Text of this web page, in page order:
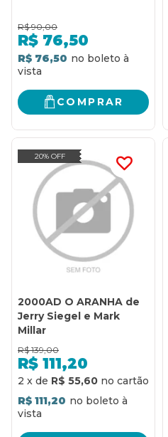
R$ 90,00
R$ 76,50
R$ 76,50
COMPRAR
20% OFF
2000AD O ARANHA de
Jerry Siegel e Mark
Millar
R$ 139,00
R$ 111,20
2 x de R$ 55,60
R$ 111,20